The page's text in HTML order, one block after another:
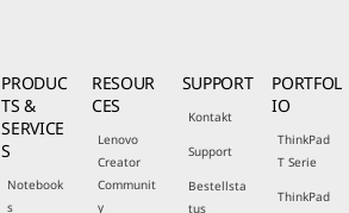
PRODUC
TS &
SERVICE
S
Notebook
s
RESOUR
CES
Lenovo
Creator
Communit
y
SUPPORT
Kontakt
Support
Bestellsta
tus
PORTFOL
IO
ThinkPad
T Serie
ThinkPad